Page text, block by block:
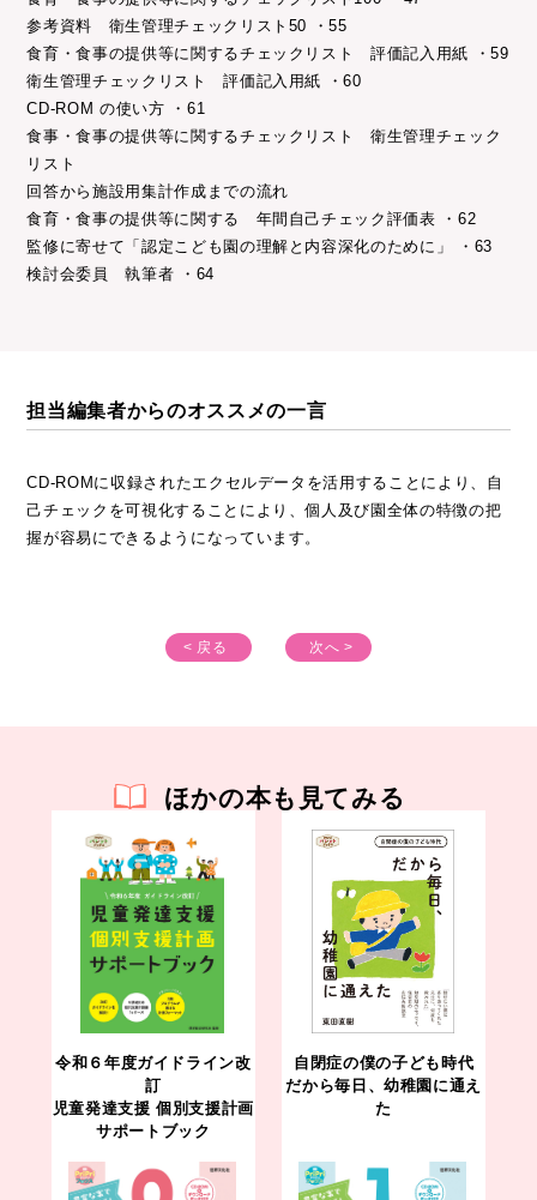
参考資料 衛生管理チェックリスト50 ・55
食育・食事の提供等に関するチェックリスト 評価記入用紙 ・59
衛生管理チェックリスト 評価記入用紙 ・60
CD-ROM の使い方 ・61
食事・食事の提供等に関するチェックリスト 衛生管理チェック
リスト
回答から施設用集計作成までの流れ
食育・食事の提供等に関する 年間自己チェック評価表 ・62
監修に寄せて「認定こども園の理解と内容深化のために」 ・63
検討会委員 執筆者 ・64
担当編集者からのオススメの一言
CD-ROMに収録されたエクセルデータを活用することにより、自
己チェックを可視化することにより、個人及び園全体の特徴の把
握が容易にできるようになっています。
< 戻る 次へ >
ほかの本も見てみる
令和６年度ガイドライン改
訂
児童発達支援 個別支援計画
サポートブック
自閉症の僕の子ども時代
だから毎日、幼稚園に通え
た